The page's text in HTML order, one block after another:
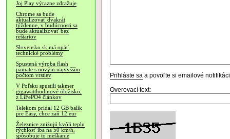
Joj Play výrazne zdražuje
Chrome sa bude
aktualizovať dvakrát
týždenne, v budúcnosti sa
bude aktualizovať bez
reštartov
Slovensko.sk má opäť
technické problémy
Spustená výroba flash
pamäte s novým najvyšším
počtom vrstiev
V Poľsku spustili takmer
gigawatthodinové úložisko,
z LiFePO4 článkov
Telekom pridal 12 GB balík
pre Easy, chce zaň 12 eur
Železnice znižujú kvôli teplu
rýchlosť iba na 50 km/h,
spôsobuje to meškanie
Prihláste sa a povoľte si emailové
Overovací text: